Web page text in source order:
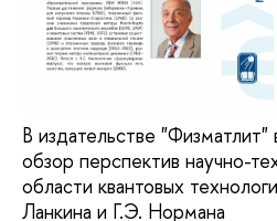
В издательстве
обзор перспектив научно-
области квантовых
Ланкина и Г.Э. Нормана